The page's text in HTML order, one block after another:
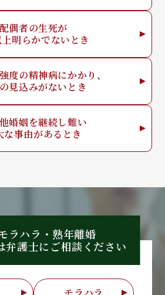
配偶者の生死が
明らかでないとき
度の精神病にかかり、
見込みがないとき
婚姻を継続し難い
な事由があるとき
ラハラ・熟年離婚
弁護士に ご相談ください